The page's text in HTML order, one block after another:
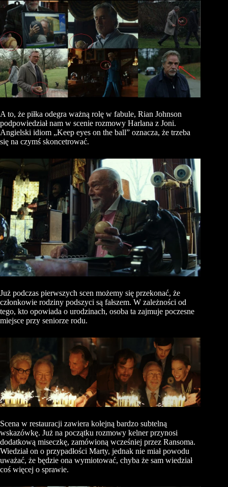
A to, że piłka odegra ważną rolę w fabule, Rian Johnson
podpowiedział nam w scenie rozmowy Harlana z Joni.
Angielski idiom „Keep eyes on the ball” oznacza, że trzeba
się na czymś skoncetrować.
Już podczas pierwszych scen możemy się przekonać, że
członkowie rodziny podszyci są fałszem. W zależności od
tego, kto opowiada o urodzinach, osoba ta zajmuje poczesne
miejsce przy seniorze rodu.
Scena w restauracji zawiera kolejną bardzo subtelną
wskazówkę. Już na początku rozmowy kelner przynosi
dodatkową miseczkę, zamówioną wcześniej przez Ransoma.
Wiedział on o przypadłości Marty, jednak nie miał powodu
uważać, że będzie ona wymiotować, chyba że sam wiedział
coś więcej o sprawie.